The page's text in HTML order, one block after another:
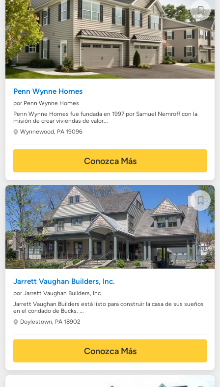
Penn Wynne Homes
por Penn Wynne Homes
Penn Wynne Homes fue fundada en 1997 por Samuel Nemroff con la
misión de crear viviendas de valor...
Wynnewood, PA 19096
Conozca Más
Jarrett Vaughan Builders, Inc.
por Jarrett Vaughan Builders, Inc.
Jarrett Vaughan Builders está listo para construir la casa de sus sueños
en el condado de Bucks. ...
Doylestown, PA 18902
Conozca Más